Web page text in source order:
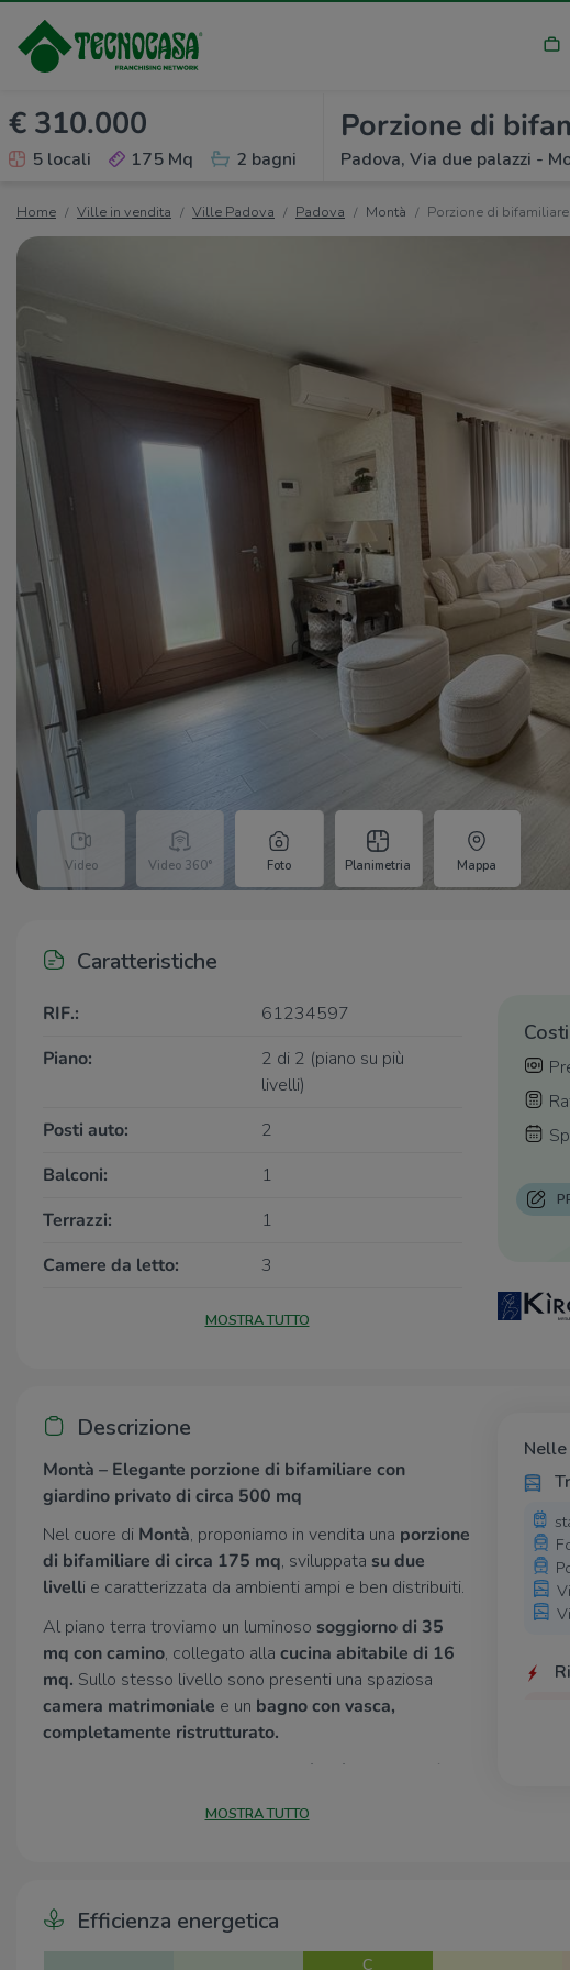
€ 310.000
5 locali 175 Mq 2 bagni
Porzione di
Padova, Via due palazzi -
Home Ville in vendita Ville Padova Padova Montà Porzione di
Video Video 360° Foto Planimetria Mappa
Caratteristiche
RIF.:
61234597
Piano:
2 di 2 (piano su più
livelli)
Posti auto:
2
Balconi:
1
Terrazzi:
1
Camere da letto:
3
MOSTRA TUTTO
Costi
Descrizione
Montà – Elegante porzione di bifamiliare con
giardino privato di circa 500 mq
Nel cuore di Montà, proponiamo in vendita una porzione
di bifamiliare di circa 175 mq, sviluppata su due
livelli e caratterizzata da ambienti ampi e ben distribuiti.
Al piano terra troviamo un luminoso soggiorno di 35
mq con camino, collegato alla cucina abitabile di 16
mq. Sullo stesso livello sono presenti una spaziosa
camera matrimoniale e un bagno con vasca,
completamente ristrutturato.
travi a vista
due
finestrato con doccia, rinnovato nel 2024 insieme
privato di circa 500 mq, ideale per trascorrere
MOSTRA TUTTO
Efficienza energetica
C